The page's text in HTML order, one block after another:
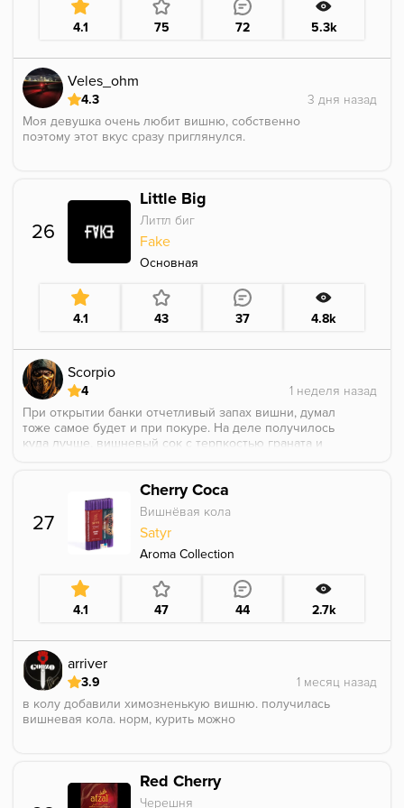
4.1 75 72 5.3k
Veles_ohm
4.3
Моя девушка очень любит вишню, собственно
поэтому этот вкус сразу приглянулся.
вкусе присутствует, но могу отметить что её мало. У
других линеек мыла больше.
В целом понравилось, приятное пощипование.
Вишня если брать тот же ценовой сегмент для меня
Интересный уникальный опыт
26
Little Big
Литтл биг
Fake
Основная
4.1 43 37 4.8k
Scorpio
4
При открытии банки отчетливый запах вишни, думал
тоже самое будет и при покуре. На деле получилось
куда лучше, вишневый сок с терпкостью граната и
27
Cherry Coca
Вишнёвая кола
Satyr
Aroma Collection
4.1 47 44 2.7k
arriver
3.9
в колу добавили химозненькую вишню. получилась
вишневая кола. норм, курить можно
Red Cherry
Черешня